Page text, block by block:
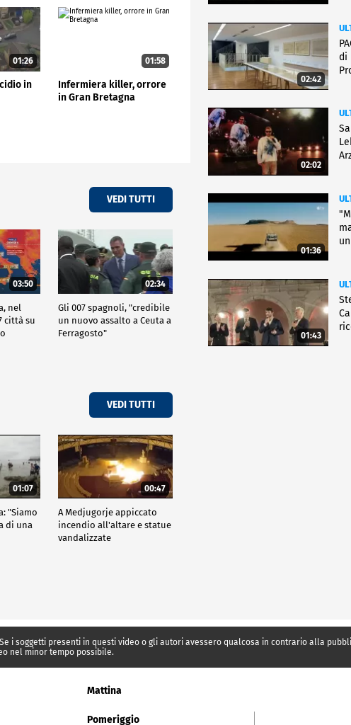
01:26
in
01:58
Infermiera killer, orrore
in Gran Bretagna
VEDI TUTTI
03:50
nel
città su
02:34
Gli 007 spagnoli, "credibile
un nuovo assalto a Ceuta a
Ferragosto"
VEDI TUTTI
01:07
"Siamo
di una
00:47
A Medjugorje appiccato
incendio all'altare e statue
vandalizzate
02:42
di
02:02
01:36
01:43
i soggetti presenti in questi video o gli autori avessero qualcosa in contrario alla
nel minor tempo possibile.
Mattina
Pomeriggio